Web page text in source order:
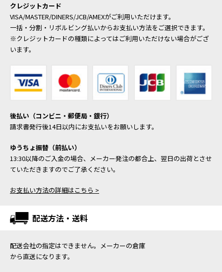
クレジットカード
VISA/MASTER/DINERS/JCB/AMEXがご利用いただけます。
一括・分割・リボルビング払いからお支払い方法をご選択できます。
※クレジットカードの種類によってはご利用いただけない場合がござ
います。
後払い（コンビニ・郵便局・銀行）
請求書発行後14日以内にお支払いをお願いします。
ゆうちょ振替（前払い）
13:30以降のご入金の場合、メーカー発注の都合上、翌日の出荷とさせ
ていただきますのでご了承ください。
お支払い方法の詳細はこちら >
配送方法・送料
配送会社の指定はできません。メーカーの倉庫
から直送になります。